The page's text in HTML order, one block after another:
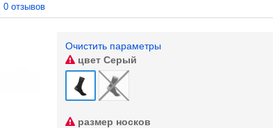
0 отзывов
Очистить параметры
цветСерый
размер носков